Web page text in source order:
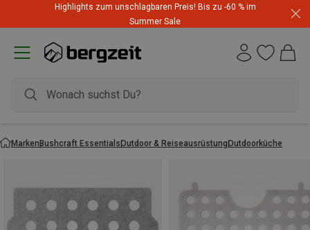
Highlights zum unschlagbaren Preis! Bis zu -60 % im
Summer Sale
MarkenBushcraft EssentialsOutdoor & ReiseausrüstungOutdoorküche